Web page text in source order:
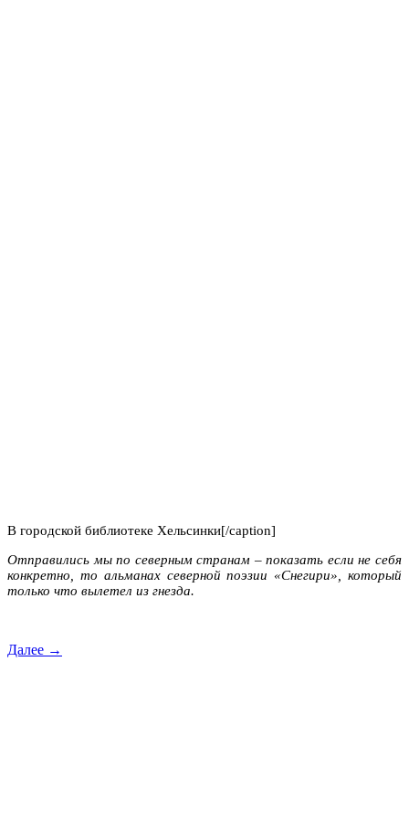
В городской библиотеке Хельсинки[/caption]
Отправились мы по северным странам – показать если не себя
конкретно, то альманах северной поэзии «Снегири», который
только что вылетел из гнезда.
Далее →